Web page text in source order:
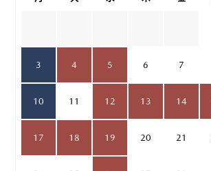
3 4 5 6 7
10 11 12 13 14
17 18 19 20 21